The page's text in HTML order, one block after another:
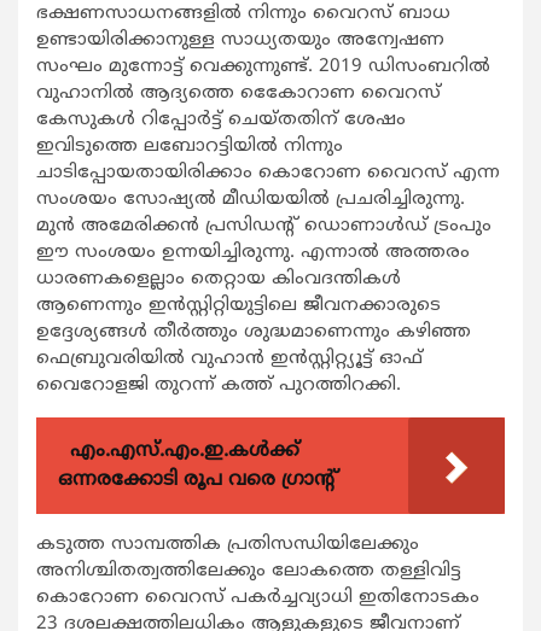
ഭക്ഷണസാധനങ്ങളില്‍ നിന്നും വൈറസ് ബാധ
ഉണ്ടായിരിക്കാനുള്ള സാധ്യതയും അന്വേഷണ
സംഘം മുന്നോട്ട് വെക്കുന്നുണ്ട്. 2019 ഡിസംബറില്‍
വുഹാനില്‍ ആദ്യത്തെ കൊേേറാണ വൈറസ്
കേസുകള്‍ റിപ്പോര്‍ട്ട് ചെയ്തതിന് ശേഷം
ഇവിടുത്തെ ലബോറട്ടിയില്‍ നിന്നും
ചാടിപ്പോയതായിരിക്കാം കൊറോണ വൈറസ് എന്ന
സംശയം സോഷ്യല്‍ മീഡിയയില്‍ പ്രചരിച്ചിരുന്നു.
മുന്‍ അമേരിക്കന്‍ പ്രസിഡന്റ് ഡൊണാള്‍ഡ് ട്രംപും
ഈ സംശയം ഉന്നയിച്ചിരുന്നു. എന്നാല്‍ അത്തരം
ധാരണകളെല്ലാം തെറ്റായ കിംവദന്തികള്‍
ആണെന്നും ഇന്‍സ്റ്റിറ്റിയുട്ടിലെ ജീവനക്കാരുടെ
ഉദ്ദേശ്യങ്ങള്‍ തീര്‍ത്തും ശുദ്ധമാണെന്നും കഴിഞ്ഞ
ഫെബ്രുവരിയില്‍ വുഹാന്‍ ഇന്‍സ്റ്റിറ്റ്യൂട്ട് ഓഫ്
വൈറോളജി തുറന്ന് കത്ത് പുറത്തിറക്കി.
എം.എസ്.എം.ഇ.കൾക്ക്
ഒന്നരക്കോടി രൂപ വരെ ഗ്രാന്റ്
കടുത്ത സാമ്പത്തിക പ്രതിസന്ധിയിലേക്കും
അനിശ്ചിതത്വത്തിലേക്കും ലോകത്തെ തള്ളിവിട്ട
കൊറോണ വൈറസ് പകര്‍ച്ചവ്യാധി ഇതിനോടകം
23 ദശലക്ഷത്തിലധികം ആളുകളുടെ ജീവനാണ്